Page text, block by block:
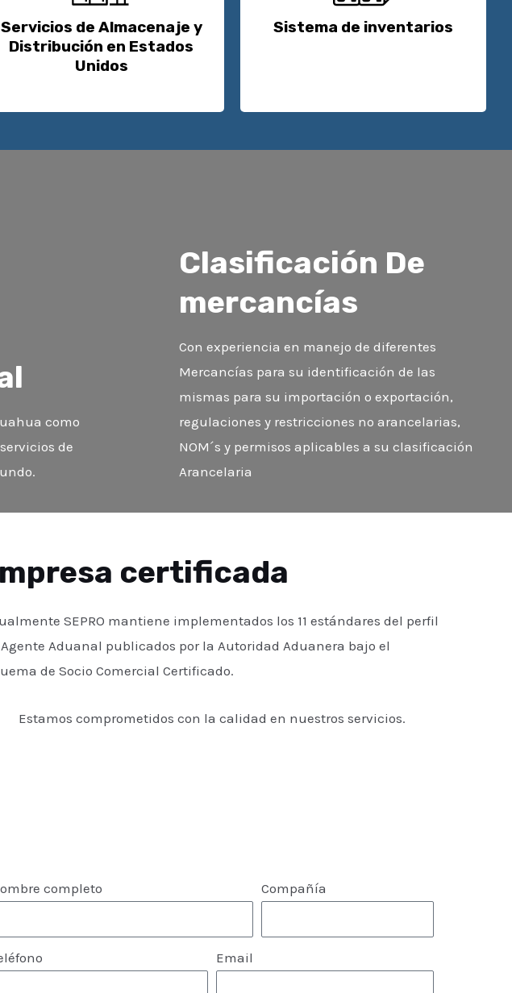
Servicios de Almacenaje y
Distribución en Estados
Unidos
Sistema de inventarios
como
de
Clasificación De
mercancías
Con experiencia en manejo de diferentes
Mercancías para su identificación de las
mismas para su importación o exportación,
regulaciones y restricciones no arancelarias,
NOM´s y permisos aplicables a su clasificación
Arancelaria
certificada
SEPRO mantiene implementados los 11 estándares del perfil
Aduanal publicados por la Autoridad Aduanera bajo el
de Socio Comercial Certificado.
Estamos comprometidos con la calidad en nuestros servicios.
completo Compañía
Email